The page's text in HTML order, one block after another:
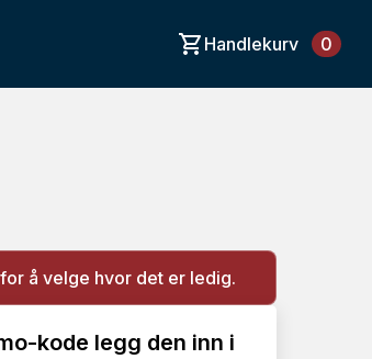
Handlekurv 0
å velge hvor det er ledig.
kode legg den inn i